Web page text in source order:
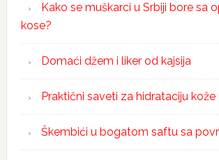
Kako se muškarci u Srbiji bore sa
kose?
Domaći džem i liker od kajsija
Praktični saveti za hidrataciju kože
Škembići u bogatom saftu sa